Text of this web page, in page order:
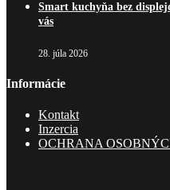
Smart kuchyňa bez
vás
28. júla 2026
Informácie
Kontakt
Inzercia
OCHRANA